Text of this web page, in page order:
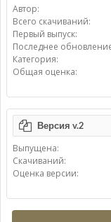
Автор:
Всего скачиваний:
Первый выпуск:
Последнее
Категория:
Общая оценка:
Версия v.2
Выпущена:
Скачиваний:
Оценка версии: